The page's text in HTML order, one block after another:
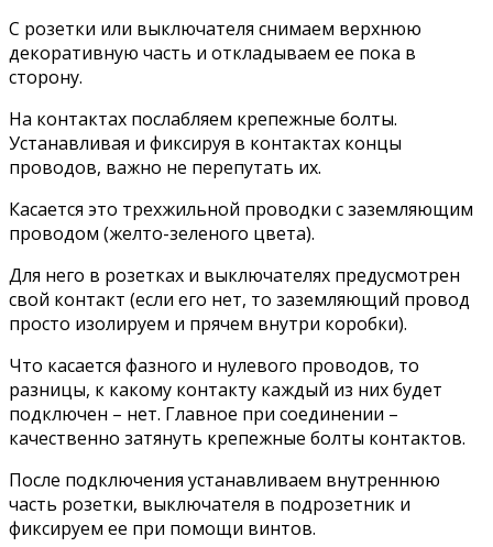
С розетки или выключателя снимаем верхнюю
декоративную часть и откладываем ее пока в
сторону.
На контактах послабляем крепежные болты.
Устанавливая и фиксируя в контактах концы
проводов, важно не перепутать их.
Касается это трехжильной проводки с заземляющим
проводом (желто-зеленого цвета).
Для него в розетках и выключателях предусмотрен
свой контакт (если его нет, то заземляющий провод
просто изолируем и прячем внутри коробки).
Что касается фазного и нулевого проводов, то
разницы, к какому контакту каждый из них будет
подключен – нет. Главное при соединении –
качественно затянуть крепежные болты контактов.
После подключения устанавливаем внутреннюю
часть розетки, выключателя в подрозетник и
фиксируем ее при помощи винтов.